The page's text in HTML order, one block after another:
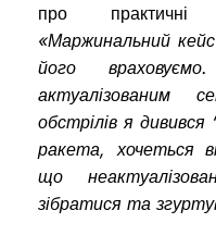
про практичні
«Маржинальний
його
актуалізованим
обстрілів я дивився
ракета, хочеться
що
зібратися та